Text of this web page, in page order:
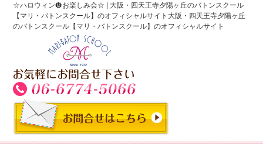
☆ハロウィン🎃お楽しみ会☆ | 大阪・四天王寺夕陽ヶ丘のバトンスクール
【マリ・バトンスクール】のオフィシャルサイト大阪・四天王寺夕陽ヶ丘
のバトンスクール【マリ・バトンスクール】のオフィシャルサイト